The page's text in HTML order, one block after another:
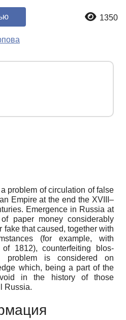
1350
problem of circulation of false
Empire at the end the XVIII–
Emergence in Russia at
paper money considerably
fake that caused, together with
(for example, with
1812), counterfeiting blos-
problem is considered on
which, being a part of the
in the history of those
Russia.